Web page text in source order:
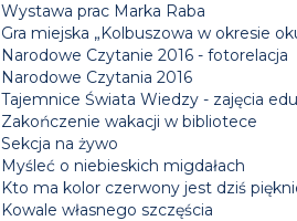
Wystawa prac Marka Raba
Gra miejska „Kolbuszowa w okresie
Narodowe Czytanie 2016 - fotorelacja
Narodowe Czytania 2016
Tajemnice Świata Wiedzy - zajęcia
Zakończenie wakacji w bibliotece
Sekcja na żywo
Myśleć o niebieskich migdałach
Kto ma kolor czerwony jest dziś
Kowale własnego szczęścia